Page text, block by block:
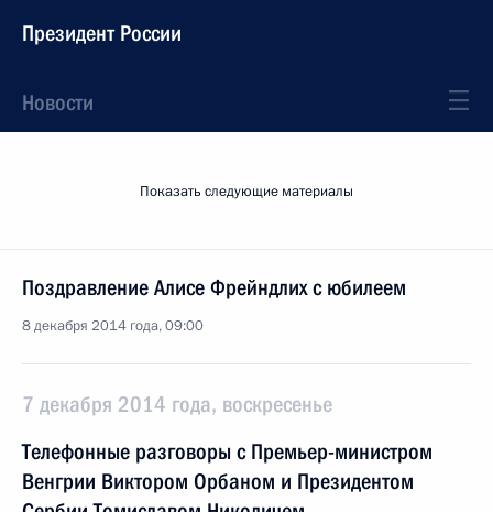
Президент России
Новости
Показать следующие материалы
Поздравление Алисе Фрейндлих с юбилеем
8 декабря 2014 года, 09:00
7 декабря 2014 года, воскресенье
Телефонные разговоры с Премьер-министром
Венгрии Виктором Орбаном и Президентом